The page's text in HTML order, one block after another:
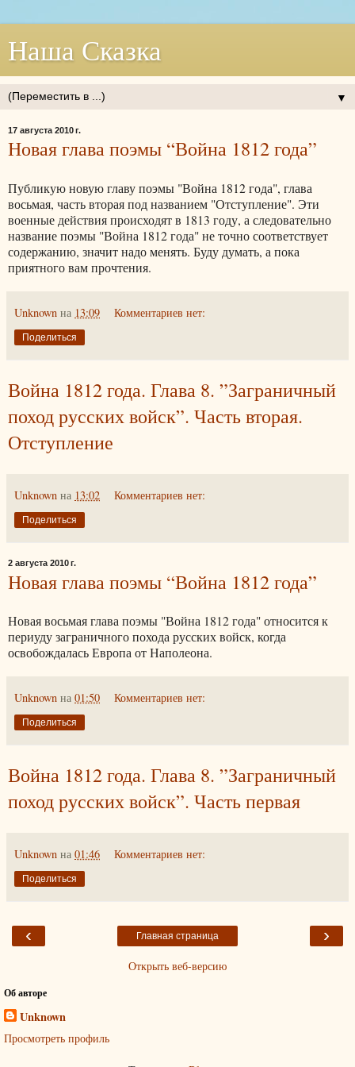
Наша Сказка
▼
17 августа 2010 г.
Новая глава поэмы “Война 1812 года”
Публикую новую главу поэмы "Война 1812 года", глава
восьмая, часть вторая под названием "Отступление". Эти
военные действия происходят в 1813 году, а следовательно
название поэмы "Война 1812 года" не точно соответствует
содержанию, значит надо менять. Буду думать, а пока
приятного вам прочтения.
Unknown на 13:09 Комментариев нет:
Поделиться
Война 1812 года. Глава 8. ”Заграничный
поход русских войск”. Часть вторая.
Отступление
Unknown на 13:02 Комментариев нет:
Поделиться
2 августа 2010 г.
Новая глава поэмы “Война 1812 года”
Новая восьмая глава поэмы "Война 1812 года" относится к
периуду заграничного похода русских войск, когда
освобождалась Европа от Наполеона.
Unknown на 01:50 Комментариев нет:
Поделиться
Война 1812 года. Глава 8. ”Заграничный
поход русских войск”. Часть первая
Unknown на 01:46 Комментариев нет:
Поделиться
‹ ›
Главная страница
Открыть веб-версию
Об авторе
Unknown
Просмотреть профиль